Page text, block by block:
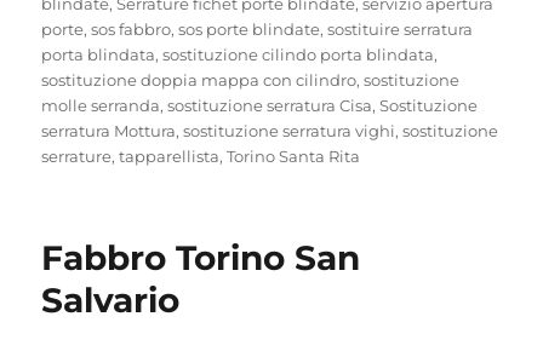
porte,sos fabbro,sos porte blindate,sostituire serratura
porta blindata,sostituzione cilindo porta blindata,
sostituzione doppia mappa con cilindro,sostituzione
molle serranda,sostituzione serratura Cisa,Sostituzione
serratura Mottura,sostituzione serratura vighi,sostituzione
serrature,tapparellista,Torino Santa Rita
Fabbro Torino San
Salvario